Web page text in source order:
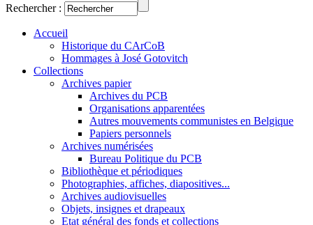
Rechercher :
Accueil
Historique du CArCoB
Hommages à José Gotovitch
Collections
Archives papier
Archives du PCB
Organisations apparentées
Autres mouvements communistes en Belgique
Papiers personnels
Archives numérisées
Bureau Politique du PCB
Bibliothèque et périodiques
Photographies, affiches, diapositives...
Archives audiovisuelles
Objets, insignes et drapeaux
Etat général des fonds et collections